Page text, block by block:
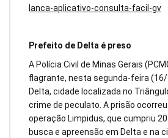
lanca-aplicativo-consulta-facil-gv
Prefeito de Delta é preso
A Polícia Civil de Minas Gerais
flagrante, nesta segunda-feira
Delta, cidade localizada no
crime de peculato. A prisão
operação Limpidus, que cumpriu
busca e apreensão em Delta e na